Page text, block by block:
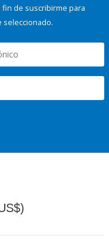
de suscribirme para
seleccionado.